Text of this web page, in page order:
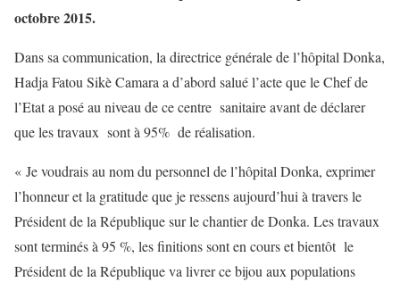
octobre 2015.
Dans sa communication, la directrice générale de l’hôpital Donka,
Hadja Fatou Sikè Camara a d’abord salué l’acte que le Chef de
l’Etat a posé au niveau de ce centre sanitaire avant de déclarer
que les travaux sont à 95% de réalisation.
« Je voudrais au nom du personnel de l’hôpital Donka, exprimer
l’honneur et la gratitude que je ressens aujourd’hui à travers le
Président de la République sur le chantier de Donka. Les travaux
sont terminés à 95 %, les finitions sont en cours et bientôt le
Président de la République va livrer ce bijou aux populations